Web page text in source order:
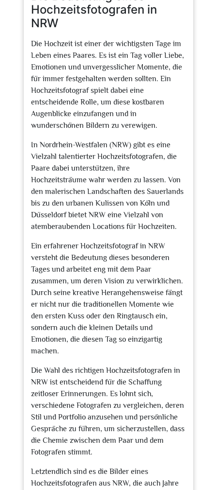
Hochzeitsfotografen in
NRW
Die Hochzeit ist einer der wichtigsten Tage im
Leben eines Paares. Es ist ein Tag voller Liebe,
Emotionen und unvergesslicher Momente, die
für immer festgehalten werden sollten. Ein
Hochzeitsfotograf spielt dabei eine
entscheidende Rolle, um diese kostbaren
Augenblicke einzufangen und in
wunderschönen Bildern zu verewigen.
In Nordrhein-Westfalen (NRW) gibt es eine
Vielzahl talentierter Hochzeitsfotografen, die
Paare dabei unterstützen, ihre
Hochzeitsträume wahr werden zu lassen. Von
den malerischen Landschaften des Sauerlands
bis zu den urbanen Kulissen von Köln und
Düsseldorf bietet NRW eine Vielzahl von
atemberaubenden Locations für Hochzeiten.
Ein erfahrener Hochzeitsfotograf in NRW
versteht die Bedeutung dieses besonderen
Tages und arbeitet eng mit dem Paar
zusammen, um deren Vision zu verwirklichen.
Durch seine kreative Herangehensweise fängt
er nicht nur die traditionellen Momente wie
den ersten Kuss oder den Ringtausch ein,
sondern auch die kleinen Details und
Emotionen, die diesen Tag so einzigartig
machen.
Die Wahl des richtigen Hochzeitsfotografen in
NRW ist entscheidend für die Schaffung
zeitloser Erinnerungen. Es lohnt sich,
verschiedene Fotografen zu vergleichen, deren
Stil und Portfolio anzusehen und persönliche
Gespräche zu führen, um sicherzustellen, dass
die Chemie zwischen dem Paar und dem
Fotografen stimmt.
Letztendlich sind es die Bilder eines
Hochzeitsfotografen aus NRW, die auch Jahre